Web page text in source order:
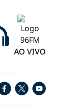
AO VIVO